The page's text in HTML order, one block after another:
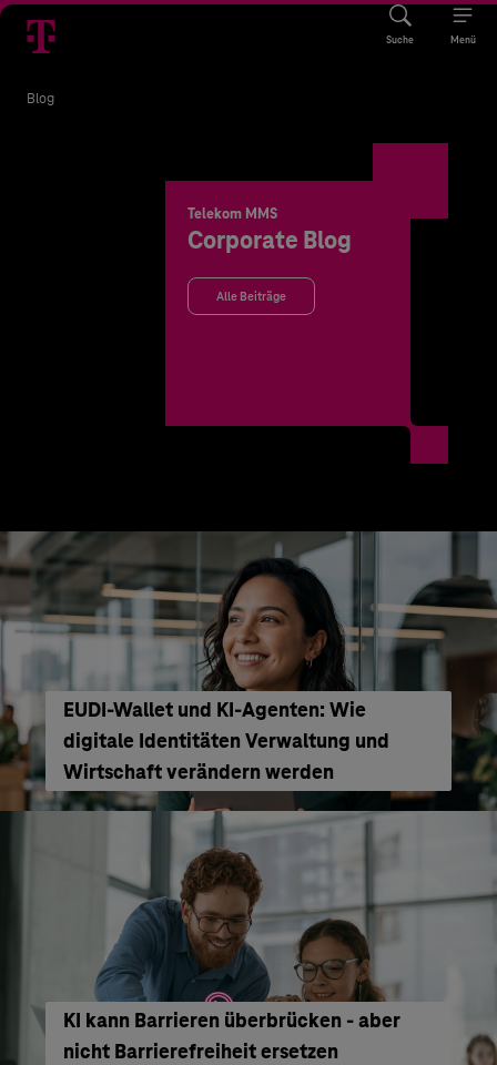
Suche Menü
Blog
Telekom MMS
Corporate Blog
Alle Beiträge
EUDI-Wallet und KI-Agenten: Wie
digitale Identitäten Verwaltung und
Wirtschaft verändern werden
KI kann Barrieren überbrücken - aber
nicht Barrierefreiheit ersetzen